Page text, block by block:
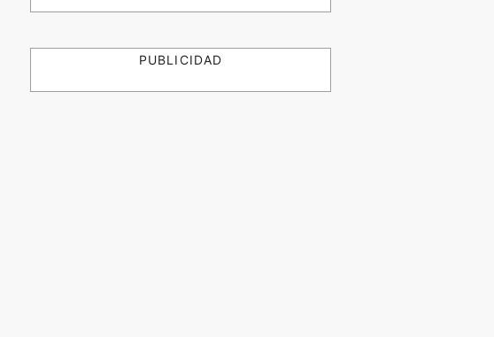
PUBLICIDAD